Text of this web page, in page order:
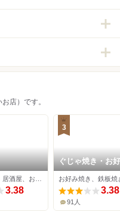
店）です。
3.38
3
ぐじゃ焼き・お
森下
お好み焼き、鉄板焼
3.38
91人